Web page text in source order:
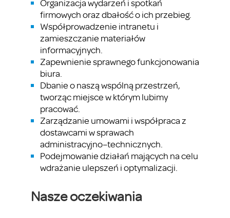
Organizacja wydarzeń i spotkań
firmowych oraz dbałość o ich przebieg.
Współprowadzenie intranetu i
zamieszczanie materiałów
informacyjnych.
Zapewnienie sprawnego funkcjonowania
biura.
Dbanie o naszą wspólną przestrzeń,
tworząc miejsce w którym lubimy
pracować.
Zarządzanie umowami i współpraca z
dostawcami w sprawach
administracyjno–technicznych.
Podejmowanie działań mających na celu
wdrażanie ulepszeń i optymalizacji.
Nasze oczekiwania